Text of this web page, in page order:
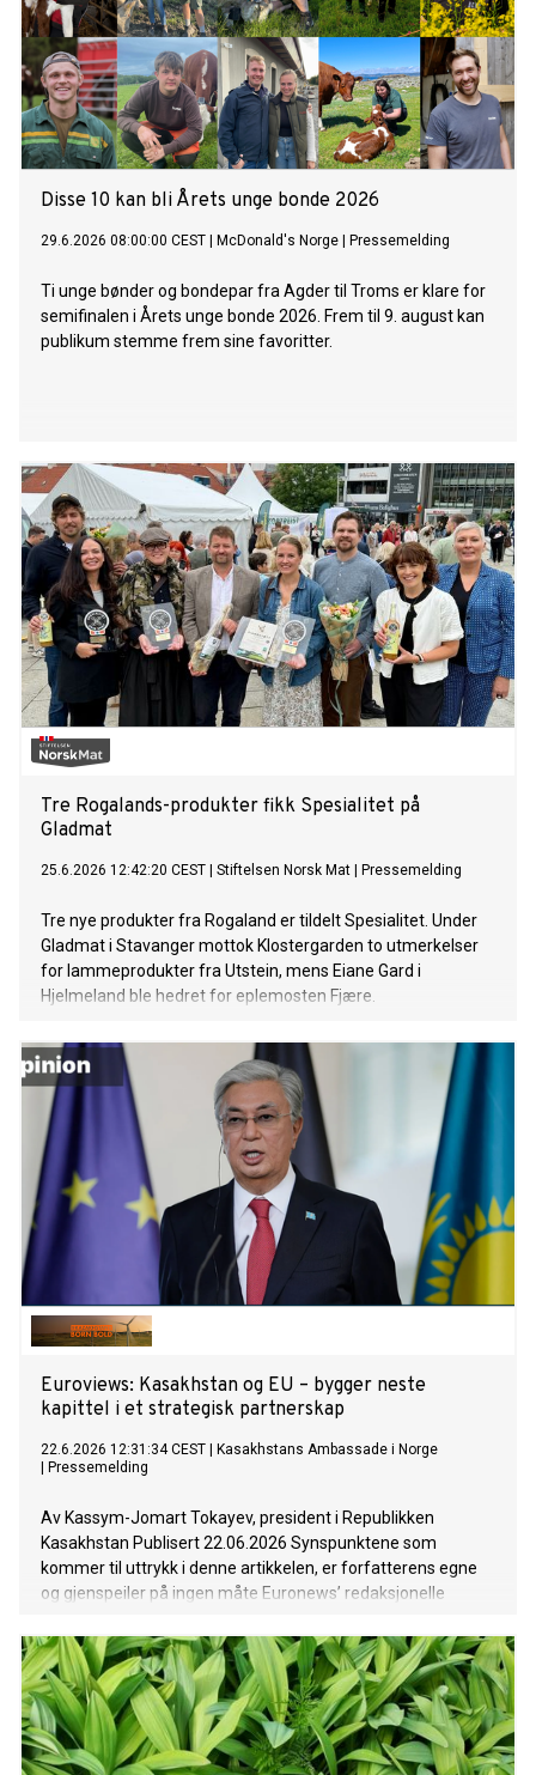
Disse 10 kan bli Årets unge bonde 2026
29.6.2026 08:00:00 CEST McDonald's Norge Pressemelding
Ti unge bønder og bondepar fra Agder til Troms er klare for
semifinalen i Årets unge bonde 2026. Frem til 9. august kan
publikum stemme frem sine favoritter.
Tre Rogalands-produkter fikk Spesialitet på
Gladmat
25.6.2026 12:42:20 CEST Stiftelsen Norsk Mat Pressemelding
Tre nye produkter fra Rogaland er tildelt Spesialitet. Under
Gladmat i Stavanger mottok Klostergarden to utmerkelser
for lammeprodukter fra Utstein, mens Eiane Gard i
Hjelmeland ble hedret for eplemosten Fjære.
Euroviews: Kasakhstan og EU – bygger neste
kapittel i et strategisk partnerskap
22.6.2026 12:31:34 CEST
Kasakhstans Ambassade i Norge
Pressemelding
Av Kassym-Jomart Tokayev, president i Republikken
Kasakhstan Publisert 22.06.2026 Synspunktene som
kommer til uttrykk i denne artikkelen, er forfatterens egne
og gjenspeiler på ingen måte Euronews’ redaksjonelle
viktigere i dag enn noen gang tidligere, skriver Kasakhstans
president Kassym-Jomart Tokayev i denne
kommentarartikkelen for Euronews. Han peker på tre
sentrale strategiske mål for å bygge neste kapittel i det
strategiske partnerskapet mellom Kasakhstan og EU.